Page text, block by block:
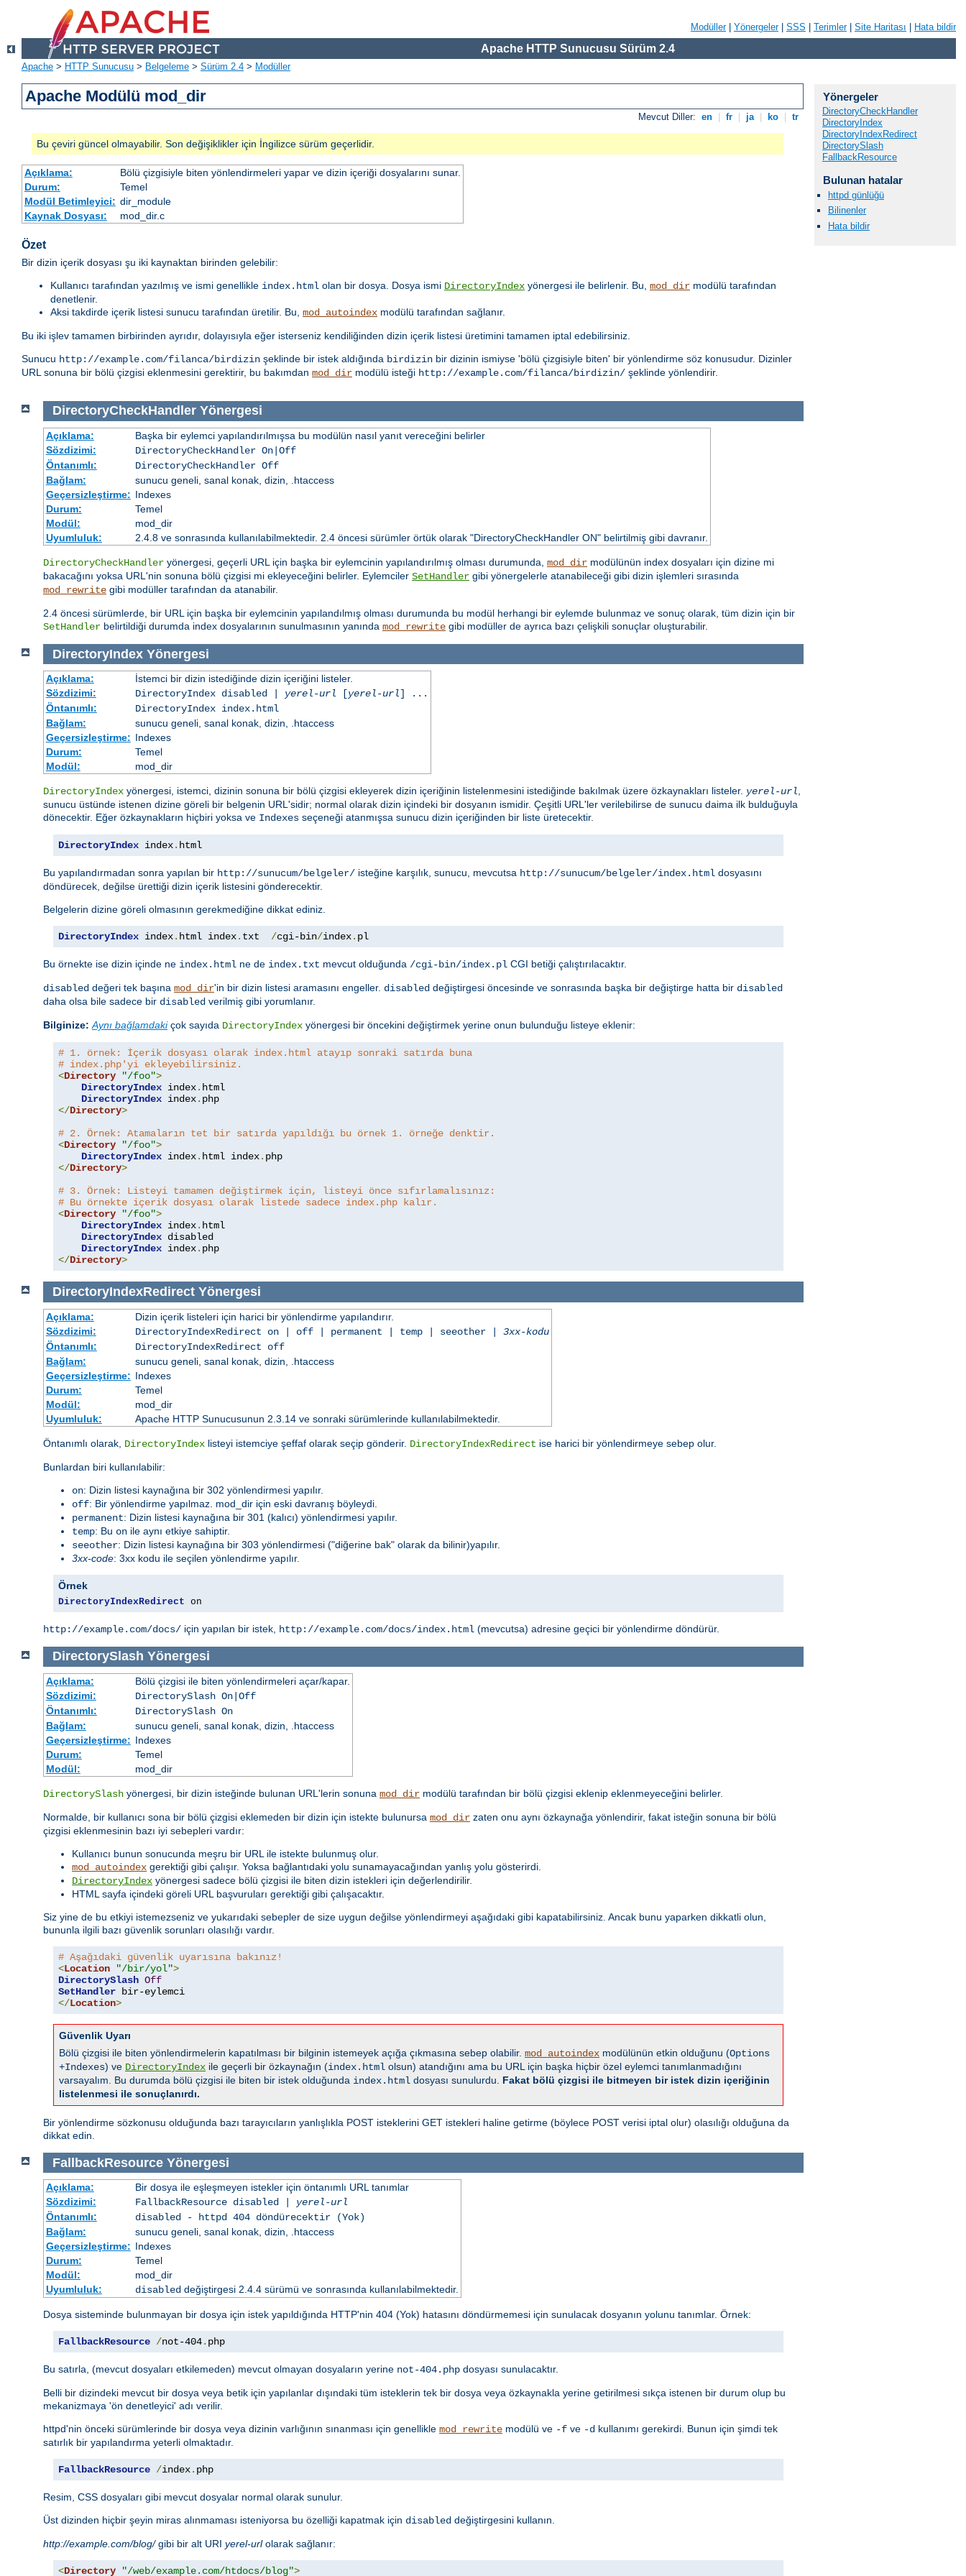
Modüller| Yönergeler| SSS Terimler| Site Haritası Hata bildir
Apache HTTP Sunucusu Sürüm 2.4
Apache > HTTP Sunucusu > Belgeleme > Sürüm 2.4 > Modüller
Apache Modülü mod_dir
Mevcut Diller: en fr ja ko tr
Bu çeviri güncel olmayabilir. Son değişiklikler için İngilizce sürüm geçerlidir.
Açıklama:
Bölü çizgisiyle biten yönlendirmeleri yapar ve dizin içeriği dosyalarını sunar.
Durum:
Temel
Modül Betimleyici: dir_module
Kaynak Dosyası:
mod_dir.c
Özet
Bir dizin içerik dosyası şu iki kaynaktan birinden gelebilir:
Kullanıcı tarafından yazılmış ve ismi genellikle index.html olan bir dosya. Dosya ismi DirectoryIndex yönergesi ile belirlenir. Bu, mod_dir modülü tarafından
denetlenir.
Aksi takdirde içerik listesi sunucu tarafından üretilir. Bu, mod_autoindex modülü tarafından sağlanır.
Bu iki işlev tamamen birbirinden ayrıdır, dolayısıyla eğer isterseniz kendiliğinden dizin içerik listesi üretimini tamamen iptal edebilirsiniz.
Sunucu http://example.com/filanca/birdizin şeklinde bir istek aldığında birdizin bir dizinin ismiyse 'bölü çizgisiyle biten' bir yönlendirme söz konusudur. Dizinler
URL sonuna bir bölü çizgisi eklenmesini gerektirir, bu bakımdan mod_dir modülü isteği http://example.com/filanca/birdizin/ şeklinde yönlendirir.
DirectoryCheckHandlerYönergesi
Açıklama:
Başka bir eylemci yapılandırılmışsa bu modülün nasıl yanıt vereceğini belirler
Sözdizimi:
DirectoryCheckHandler On|Off
Öntanımlı:
DirectoryCheckHandler Off
Bağlam:
sunucu geneli, sanal konak, dizin, .htaccess
Geçersizleştirme: Indexes
Durum:
Temel
Modül:
mod_dir
Uyumluluk:
2.4.8 ve sonrasında kullanılabilmektedir. 2.4 öncesi sürümler örtük olarak "DirectoryCheckHandler ON" belirtilmiş gibi davranır.
DirectoryCheckHandler yönergesi, geçerli URL için başka bir eylemcinin yapılandırılmış olması durumunda, mod_dir modülünün index dosyaları için dizine mi
bakacağını yoksa URL'nin sonuna bölü çizgisi mi ekleyeceğini belirler. Eylemciler SetHandler gibi yönergelerle atanabileceği gibi dizin işlemleri sırasında
mod_rewrite gibi modüller tarafından da atanabilir.
2.4 öncesi sürümlerde, bir URL için başka bir eylemcinin yapılandılmış olması durumunda bu modül herhangi bir eylemde bulunmaz ve sonuç olarak, tüm dizin için bir
SetHandler belirtildiği durumda index dosyalarının sunulmasının yanında mod_rewrite gibi modüller de ayrıca bazı çelişkili sonuçlar oluşturabilir.
DirectoryIndexYönergesi
Açıklama:
İstemci bir dizin istediğinde dizin içeriğini listeler.
Sözdizimi:
DirectoryIndex disabled | yerel-url [yerel-url] ...
Öntanımlı:
DirectoryIndex index.html
Bağlam:
sunucu geneli, sanal konak, dizin, .htaccess
Geçersizleştirme: Indexes
Durum:
Temel
Modül:
mod_dir
DirectoryIndex yönergesi, istemci, dizinin sonuna bir bölü çizgisi ekleyerek dizin içeriğinin listelenmesini istediğinde bakılmak üzere özkaynakları listeler. yerel-url,
sunucu üstünde istenen dizine göreli bir belgenin URL'sidir; normal olarak dizin içindeki bir dosyanın ismidir. Çeşitli URL'ler verilebilirse de sunucu daima ilk bulduğuyla
dönecektir. Eğer özkaynakların hiçbiri yoksa ve Indexes seçeneği atanmışsa sunucu dizin içeriğinden bir liste üretecektir.
DirectoryIndex index. html
Bu yapılandırmadan sonra yapılan bir http://sunucum/belgeler/ isteğine karşılık, sunucu, mevcutsa http://sunucum/belgeler/index.html dosyasını
döndürecek, değilse ürettiği dizin içerik listesini gönderecektir.
Belgelerin dizine göreli olmasının gerekmediğine dikkat ediniz.
DirectoryIndex index. html index. txt /cgi-bin/index. pl
Bu örnekte ise dizin içinde ne index.html ne de index.txt mevcut olduğunda /cgi-bin/index.pl CGI betiği çalıştırılacaktır.
disabled değeri tek başına mod_dir'in bir dizin listesi aramasını engeller. disabled değiştirgesi öncesinde ve sonrasında başka bir değiştirge hatta bir disabled
daha olsa bile sadece bir disabled verilmiş gibi yorumlanır.
Bilginize: Aynı bağlamdakiçok sayıda DirectoryIndex yönergesi bir öncekini değiştirmek yerine onun bulunduğu listeye eklenir:
# 1. örnek: İçerik dosyası olarak index.html atayıp sonraki satırda buna
# index.php'yi ekleyebilirsiniz.
<Directory "/foo">
DirectoryIndex index. html
DirectoryIndex index.
</Directory>
# 2. Örnek: Atamaların tet bir satırda yapıldığı bu örnek 1. örneğe denktir.
<Directory "/foo">
DirectoryIndex index. html index.
</Directory>
# 3. Örnek: Listeyi tamamen değiştirmek için, listeyi önce sıfırlamalısınız:
# Bu örnekte içerik dosyası olarak listede sadece index.php kalır.
<Directory "/foo">
DirectoryIndex index. html
DirectoryIndex disabled
DirectoryIndex index.
</Directory>
DirectoryIndexRedirectYönergesi
Açıklama:
Dizin içerik listeleri için harici bir yönlendirme yapılandırır.
Sözdizimi:
DirectoryIndexRedirect on | off | permanent | temp | seeother | 3xx-kodu
Öntanımlı:
DirectoryIndexRedirect off
Bağlam:
sunucu geneli, sanal konak, dizin, .htaccess
Geçersizleştirme: Indexes
Durum:
Temel
Modül:
mod_dir
Uyumluluk:
Apache HTTP Sunucusunun 2.3.14 ve sonraki sürümlerinde kullanılabilmektedir.
Öntanımlı olarak, DirectoryIndex listeyi istemciye şeffaf olarak seçip gönderir. DirectoryIndexRedirect ise harici bir yönlendirmeye sebep olur.
Bunlardan biri kullanılabilir:
on: Dizin listesi kaynağına bir 302 yönlendirmesi yapılır.
off: Bir yönlendirme yapılmaz. mod_dir için eski davranış böyleydi.
permanent: Dizin listesi kaynağına bir 301 (kalıcı) yönlendirmesi yapılır.
temp: Bu on ile aynı etkiye sahiptir.
seeother: Dizin listesi kaynağına bir 303 yönlendirmesi ("diğerine bak" olarak da bilinir)yapılır.
3xx-code: 3xx kodu ile seçilen yönlendirme yapılır.
Örnek
DirectoryIndexRedirect on
http://example.com/docs/ için yapılan bir istek, http://example.com/docs/index.html (mevcutsa) adresine geçici bir yönlendirme döndürür.
DirectorySlash Yönergesi
Açıklama:
Bölü çizgisi ile biten yönlendirmeleri açar/kapar.
Sözdizimi:
DirectorySlash On|Off
Öntanımlı:
DirectorySlash On
Bağlam:
sunucu geneli, sanal konak, dizin, .htaccess
Geçersizleştirme: Indexes
Durum:
Temel
Modül:
mod_dir
DirectorySlash yönergesi, bir dizin isteğinde bulunan URL'lerin sonuna mod_dir modülü tarafından bir bölü çizgisi eklenip eklenmeyeceğini belirler.
Normalde, bir kullanıcı sona bir bölü çizgisi eklemeden bir dizin için istekte bulunursa mod_dir zaten onu aynı özkaynağa yönlendirir, fakat isteğin sonuna bir bölü
çizgisi eklenmesinin bazı iyi sebepleri vardır:
Kullanıcı bunun sonucunda meşru bir URL ile istekte bulunmuş olur.
mod_autoindex gerektiği gibi çalışır. Yoksa bağlantıdaki yolu sunamayacağından yanlış yolu gösterirdi.
DirectoryIndex yönergesi sadece bölü çizgisi ile biten dizin istekleri için değerlendirilir.
HTML sayfa içindeki göreli URL başvuruları gerektiği gibi çalışacaktır.
Siz yine de bu etkiyi istemezseniz ve yukarıdaki sebepler de size uygun değilse yönlendirmeyi aşağıdaki gibi kapatabilirsiniz. Ancak bunu yaparken dikkatli olun,
bununla ilgili bazı güvenlik sorunları olasılığı vardır.
# Aşağıdaki güvenlik uyarısına bakınız!
<Location "/bir/yol">
DirectorySlash Off
SetHandler bir-eylemci
</Location>
Güvenlik Uyarı
Bölü çizgisi ile biten yönlendirmelerin kapatılması bir bilginin istemeyek açığa çıkmasına sebep olabilir. mod_autoindex modülünün etkin olduğunu (Options
+Indexes) ve DirectoryIndex ile geçerli bir özkaynağın (index.html olsun) atandığını ama bu URL için başka hiçbir özel eylemci tanımlanmadığını
varsayalım. Bu durumda bölü çizgisi ile biten bir istek olduğunda index.html dosyası sunulurdu. Fakat bölü çizgisi ile bitmeyen bir istek dizin içeriğinin
listelenmesi ile sonuçlanırdı.
Bir yönlendirme sözkonusu olduğunda bazı tarayıcıların yanlışlıkla POST isteklerini GET istekleri haline getirme (böylece POST verisi iptal olur) olasılığı olduğuna da
dikkat edin.
FallbackResourceYönergesi
Açıklama:
Bir dosya ile eşleşmeyen istekler için öntanımlı URL tanımlar
Sözdizimi:
FallbackResource disabled | yerel-url
Öntanımlı:
disabled - httpd 404 döndürecektir (Yok)
Bağlam:
sunucu geneli, sanal konak, dizin, .htaccess
Geçersizleştirme: Indexes
Durum:
Temel
Modül:
mod_dir
Uyumluluk:
disableddeğiştirgesi 2.4.4 sürümü ve sonrasında kullanılabilmektedir.
Dosya sisteminde bulunmayan bir dosya için istek yapıldığında HTTP'nin 404 (Yok) hatasını döndürmemesi için sunulacak dosyanın yolunu tanımlar. Örnek:
FallbackResource /not-404. php
Bu satırla, (mevcut dosyaları etkilemeden) mevcut olmayan dosyaların yerine not-404.php dosyası sunulacaktır.
Belli bir dizindeki mevcut bir dosya veya betik için yapılanlar dışındaki tüm isteklerin tek bir dosya veya özkaynakla yerine getirilmesi sıkça istenen bir durum olup bu
mekanizmaya 'ön denetleyici' adı verilir.
httpd'nin önceki sürümlerinde bir dosya veya dizinin varlığının sınanması için genellikle mod_rewrite modülü ve -f ve -d kullanımı gerekirdi. Bunun için şimdi tek
satırlık bir yapılandırma yeterli olmaktadır.
FallbackResource /index. php
Resim, CSS dosyaları gibi mevcut dosyalar normal olarak sunulur.
Üst dizinden hiçbir şeyin miras alınmaması isteniyorsa bu özelliği kapatmak için disabled değiştirgesini kullanın.
http://example.com/blog/gibi bir alt URI yerel-urlolarak sağlanır:
<Directory "/web/example.com/htdocs/blog">
Yönergeler
DirectoryCheckHandler
DirectoryIndex
DirectoryIndexRedirect
DirectorySlash
FallbackResource
Bulunan hatalar
httpd günlüğü
Bilinenler
Hata bildir